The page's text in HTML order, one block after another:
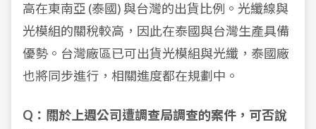
高在東南亞 (泰國) 與台灣的出貨比例。光纖線與
光模組的關稅較高，因此在泰國與台灣生產具備
優勢。台灣廠區已可出貨光模組與光纖，泰國廠
也將同步進行，相關進度都在規劃中。
Q：關於上週公司遭調查局調查的案件，可否說